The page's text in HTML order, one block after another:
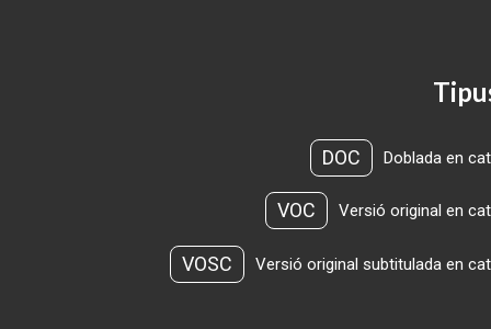
DOC Doblada en
VOC Versió original en
VOSC Versió original subtitulada en